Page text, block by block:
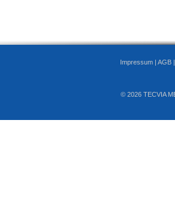
Impressum | AGB
© 2026 TECVIA